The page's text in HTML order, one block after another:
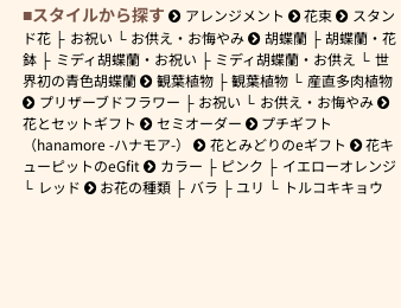
スタイルから探す アレンジメント 花束
スタン
ド花
お祝い お供え・お悔やみ 胡蝶蘭
胡蝶蘭・花
鉢
ミディ胡蝶蘭・お祝い ミディ胡蝶蘭・お供え
世
界初の青色胡蝶蘭
観葉植物 観葉植物
産直多肉植物
プリザーブドフラワー
お祝い
お供え・お悔やみ
花とセットギフト
セミオーダー
プチギフト
（hanamore -ハナモア-）
花とみどりのeギフト
花キ
ューピットのeGfit
カラー ピンク
イエローオレンジ
レッド
お花の種類 バラ ユリ トルコキキョウ